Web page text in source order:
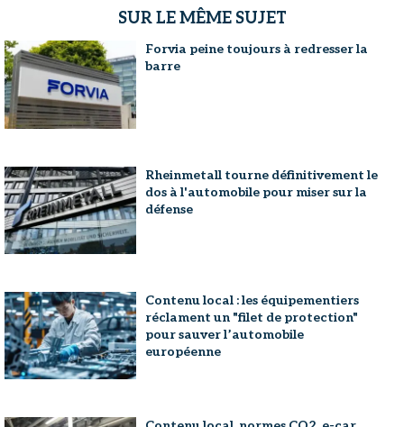
SUR LE MÊME SUJET
Forvia peine toujours à redresser la
barre
Rheinmetall tourne définitivement le
dos à l'automobile pour miser sur la
défense
Contenu local : les équipementiers
réclament un "filet de protection"
pour sauver l’automobile
européenne